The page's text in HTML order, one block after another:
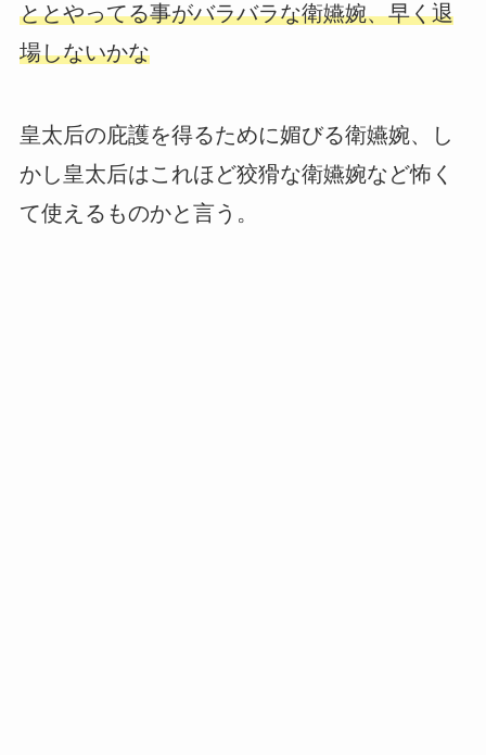
ととやってる事がバラバラな衛嬿婉、早く退
場しないかな
皇太后の庇護を得るために媚びる衛嬿婉、し
かし皇太后はこれほど狡猾な衛嬿婉など怖く
て使えるものかと言う。